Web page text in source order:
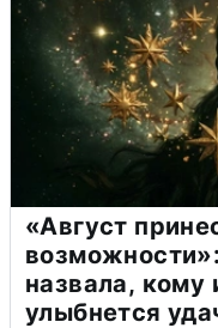
«Август
назвала, кому
улыбнется